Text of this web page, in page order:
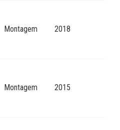
Montagem 2018
Montagem 2015